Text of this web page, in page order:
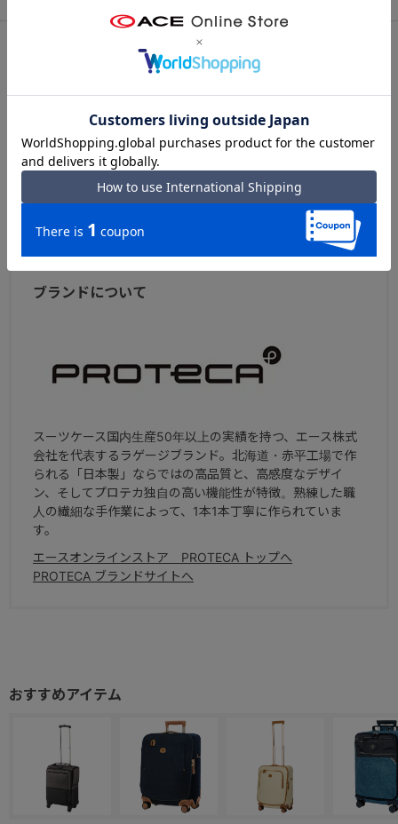
公的機関の検査に基づき、従来品に比べ約50％の体感音量軽減が証
● TSダイヤルファスナーロック
TSダイヤルファスナーロック(Travel Sentry認可ロック)搭載で、施
錠したまま預け入れ可能。
※3ケタのダイヤルでロックを行うため鍵は付属しません。
● アウターボトムパーツ
ケース下部にはPP製のボトムパンを採用する事で、軽量化と安定性
を実現。底面には荷物の上げ下げに便利な凹みを設けました。
PROTECA／プロテカ『MAXPASS SOFT 4 ／ マックスパス
ソフト 4』
シンプルなデザインで誰にでも持ちやすいマックスパスソ
フトシリーズがリニューアル。エキスパンド機能も搭載で
す。
PROTECA／プロテカ MAXPASS SOFT4 TOPへ
ブランドについて
スーツケース国内生産50年以上の実績を持つ、エース株式
会社を代表するラゲージブランド。北海道・赤平工場で作
られる「日本製」ならではの高品質と、高感度なデザイ
ン、そしてプロテカ独自の高い機能性が特徴。熟練した職
人の繊細な手作業によって、1本1本丁寧に作られていま
す。
エースオンラインストア PROTECA トップへ
PROTECA ブランドサイトへ